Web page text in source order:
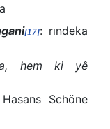
[17]: rındeka
hem ki yê
Hasans Schöne